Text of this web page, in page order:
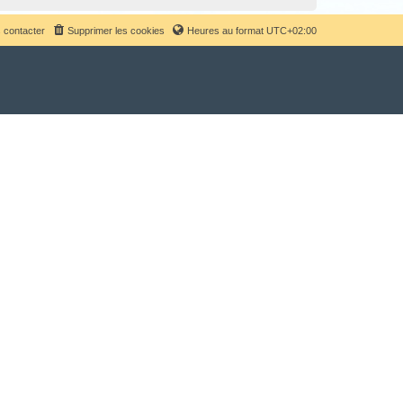
Heures au format UTC+02:00
Supprimer les cookies
contacter